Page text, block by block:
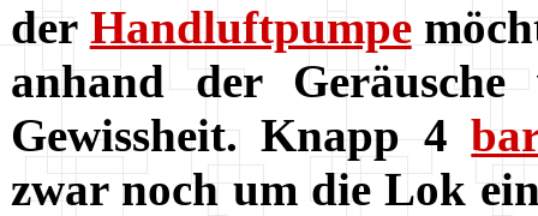
der Handluftpumpe
anhand der
Gewissheit. Knapp 4
zwar noch um die Lok